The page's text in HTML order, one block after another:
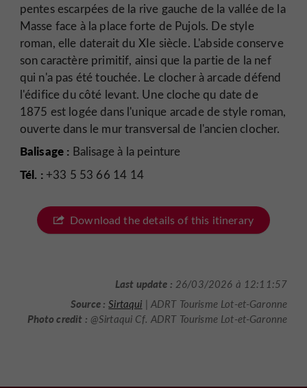
pentes escarpées de la rive gauche de la vallée de la
Masse face à la place forte de Pujols. De style
roman, elle daterait du XIe siècle. L'abside conserve
son caractère primitif, ainsi que la partie de la nef
qui n'a pas été touchée. Le clocher à arcade défend
l'édifice du côté levant. Une cloche qu date de
1875 est logée dans l'unique arcade de style roman,
ouverte dans le mur transversal de l'ancien clocher.
Balisage : Balisage à la peinture
Tél. :+33 5 53 66 14 14
Download the details of this itinerary
Last update : 26/03/2026 à 12:11:57
Source : Sirtaqui | ADRT Tourisme Lot-et-Garonne
Photo credit : @Sirtaqui Cf. ADRT Tourisme Lot-et-Garonne